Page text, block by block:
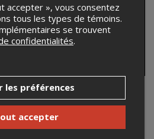
aux Beatles
groupe hommage aux Beatles le
accepter », vous consentez
tous les types de témoins.
se trouvent
confidentialités.
les préférences
accepter